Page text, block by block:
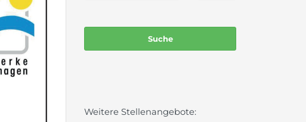
Weitere Stellenangebote: